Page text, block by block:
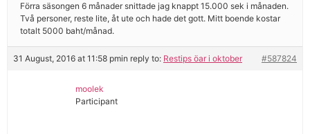
Förra säsongen 6 månader snittade jag knappt 15.000 sek i månaden.
Två personer, reste lite, åt ute och hade det gott. Mitt boende kostar
totalt 5000 baht/månad.
31 August, 2016 at 11:58 pmin reply to: Restips öar i oktober #587824
moolek
Participant